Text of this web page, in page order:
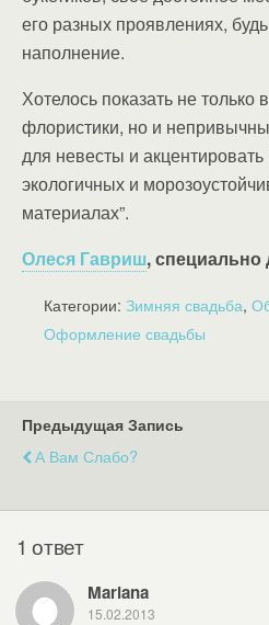
его разных проявлениях,
наполнение.
Хотелось показать не
флористики, но и
для невесты и
экологичных и
материалах”.
Олеся Гавриш, специально
Категории: Зимняя свадьба,
Оформление свадьбы
Предыдущая Запись
А Вам Слабо?
1 ответ
Mariana
15.02.2013